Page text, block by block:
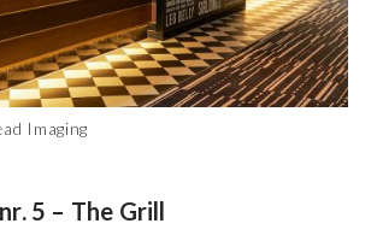
Imaging
5 – The Grill